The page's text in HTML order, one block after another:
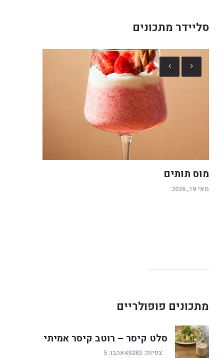
סליידר מתכונים
מוס תותים
מאי 19, 2026
מתכונים פופולריים
סלט קיסר – רוטב קיסר אמיתי
צפיות: 49283 אהבו: 5